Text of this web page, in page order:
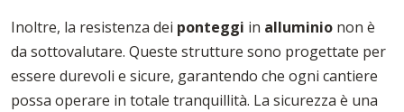
Inoltre, la resistenza dei ponteggi in alluminio non è
da sottovalutare. Queste strutture sono progettate per
essere durevoli e sicure, garantendo che ogni cantiere
possa operare in totale tranquillità. La sicurezza è una